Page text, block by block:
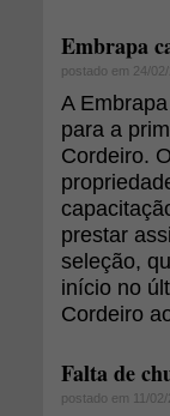
Embrapa
postado em 24/
A
para a
Cordeiro.
prestar
seleção,
início no
Cordeiro
Falta de
postado em 11/02/